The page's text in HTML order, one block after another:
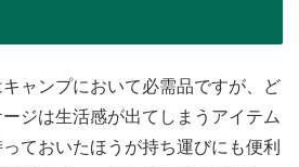
ャンプにおいて必需品ですが、ど
ジは生活感が出てしまうアイテム
ておいたほうが持ち運びにも便利